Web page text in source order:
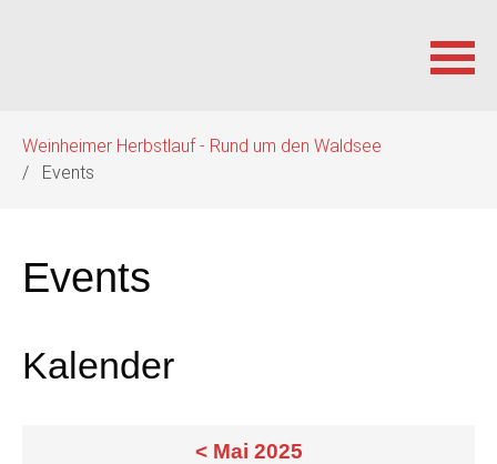
überspringen
Weinheimer Herbstlauf - Rund um den Waldsee
Events
Events
Kalender
< Mai 2025